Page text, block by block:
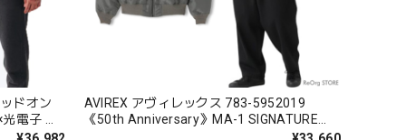
ドオン
電子 ポ
ス
AVIREX アヴィレックス 783-5952019
《50th Anniversary》MA-1 SIGNATURE
BIG LOGO MA-1 シグネチャー ビッグロゴ